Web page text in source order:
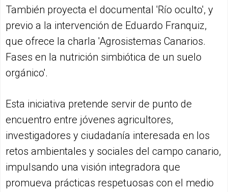
También proyecta el documental 'Río oculto', y
previo a la intervención de Eduardo Franquiz,
que ofrece la charla 'Agrosistemas Canarios.
Fases en la nutrición simbiótica de un suelo
orgánico'.
Esta iniciativa pretende servir de punto de
encuentro entre jóvenes agricultores,
investigadores y ciudadanía interesada en los
retos ambientales y sociales del campo canario,
impulsando una visión integradora que
promueva prácticas respetuosas con el medio